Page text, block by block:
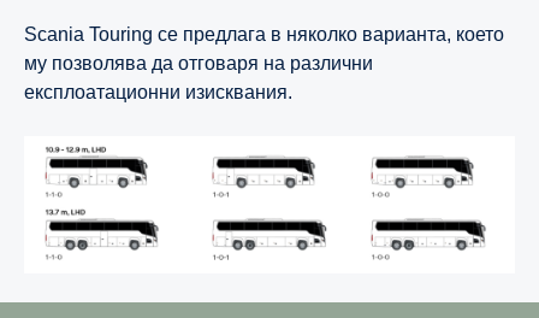
Scania Touring се предлага в няколко варианта, което
му позволява да отговаря на различни
експлоатационни изисквания.